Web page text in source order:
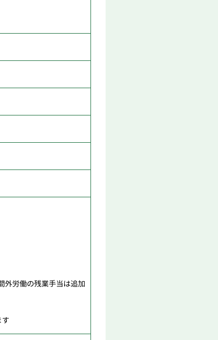
労働の残業手当は追加